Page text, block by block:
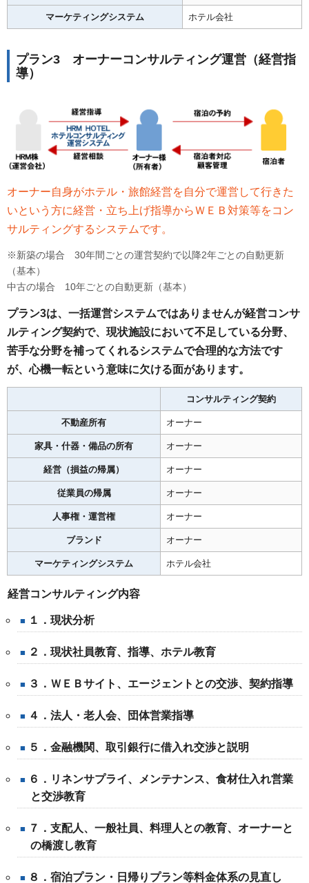
マーケティングシステム ホテル会社
プラン3 オーナーコンサルティング運営（経営指
導）
オーナー自身がホテル・旅館経営を自分で運営して行きた
いという方に経営・立ち上げ指導からＷＥＢ対策等をコン
サルティングするシステムです。
※新築の場合 30年間ごとの運営契約で以降2年ごとの自動更新
（基本）
中古の場合 10年ごとの自動更新（基本）
プラン3は、一括運営システムではありませんが経営コンサ
ルティング契約で、現状施設において不足している分野、
苦手な分野を補ってくれるシステムで合理的な方法です
が、心機一転という意味に欠ける面があります。
コンサルティング契約
不動産所有 オーナー
家具・什器・備品の所有 オーナー
経営（損益の帰属） オーナー
従業員の帰属 オーナー
人事権・運営権 オーナー
ブランド オーナー
マーケティングシステム ホテル会社
経営コンサルティング内容
１．現状分析
２．現状社員教育、指導、ホテル教育
３．ＷＥＢサイト、エージェントとの交渉、契約指導
４．法人・老人会、団体営業指導
５．金融機関、取引銀行に借入れ交渉と説明
６．リネンサプライ、メンテナンス、食材仕入れ営業
と交渉教育
７．支配人、一般社員、料理人との教育、オーナーと
の橋渡し教育
８．宿泊プラン・日帰りプラン等料金体系の見直し